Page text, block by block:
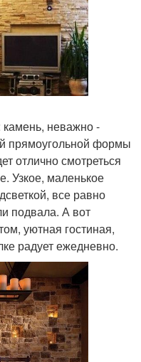
камень, неважно -
прямоугольной формы
отлично смотреться
Узкое, маленькое
все равно
подвала. А вот
уютная гостиная,
радует ежедневно.